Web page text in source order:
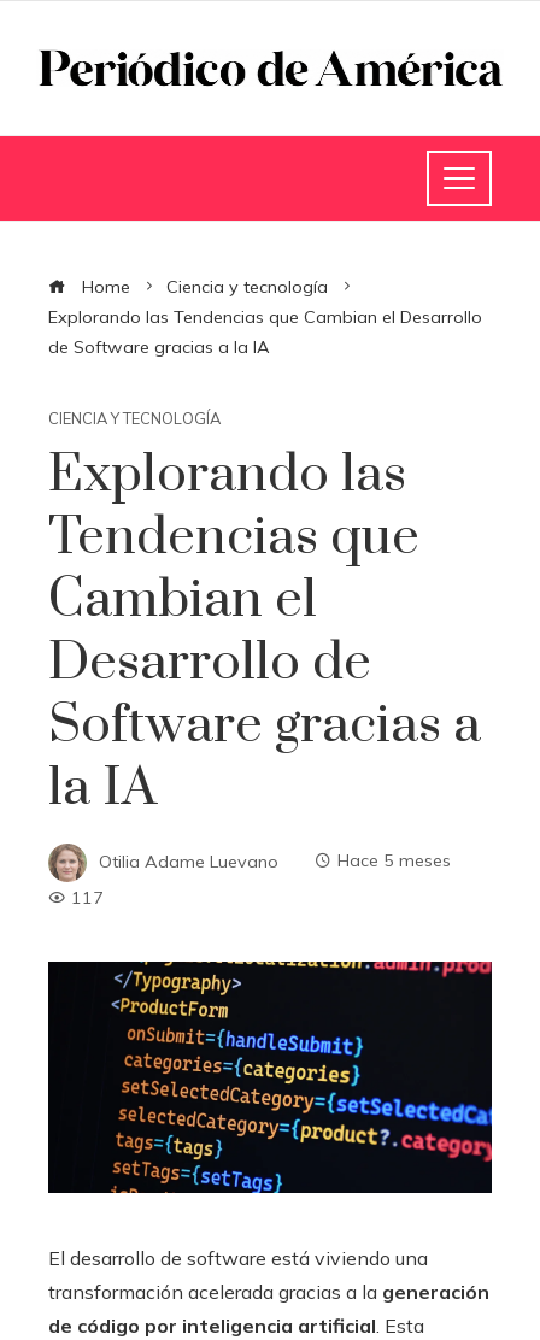
Home
Ciencia y tecnología
Explorando las Tendencias que Cambian el Desarrollo
de Software gracias a la IA
CIENCIA Y TECNOLOGÍA
Explorando las
Tendencias que
Cambian el
Desarrollo de
Software gracias a
la IA
Otilia Adame Luevano
Hace 5 meses
117
El desarrollo de software está viviendo una
transformación acelerada gracias a la generación
de código por inteligencia artificial . Esta